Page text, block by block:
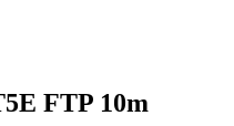
FTP 10m